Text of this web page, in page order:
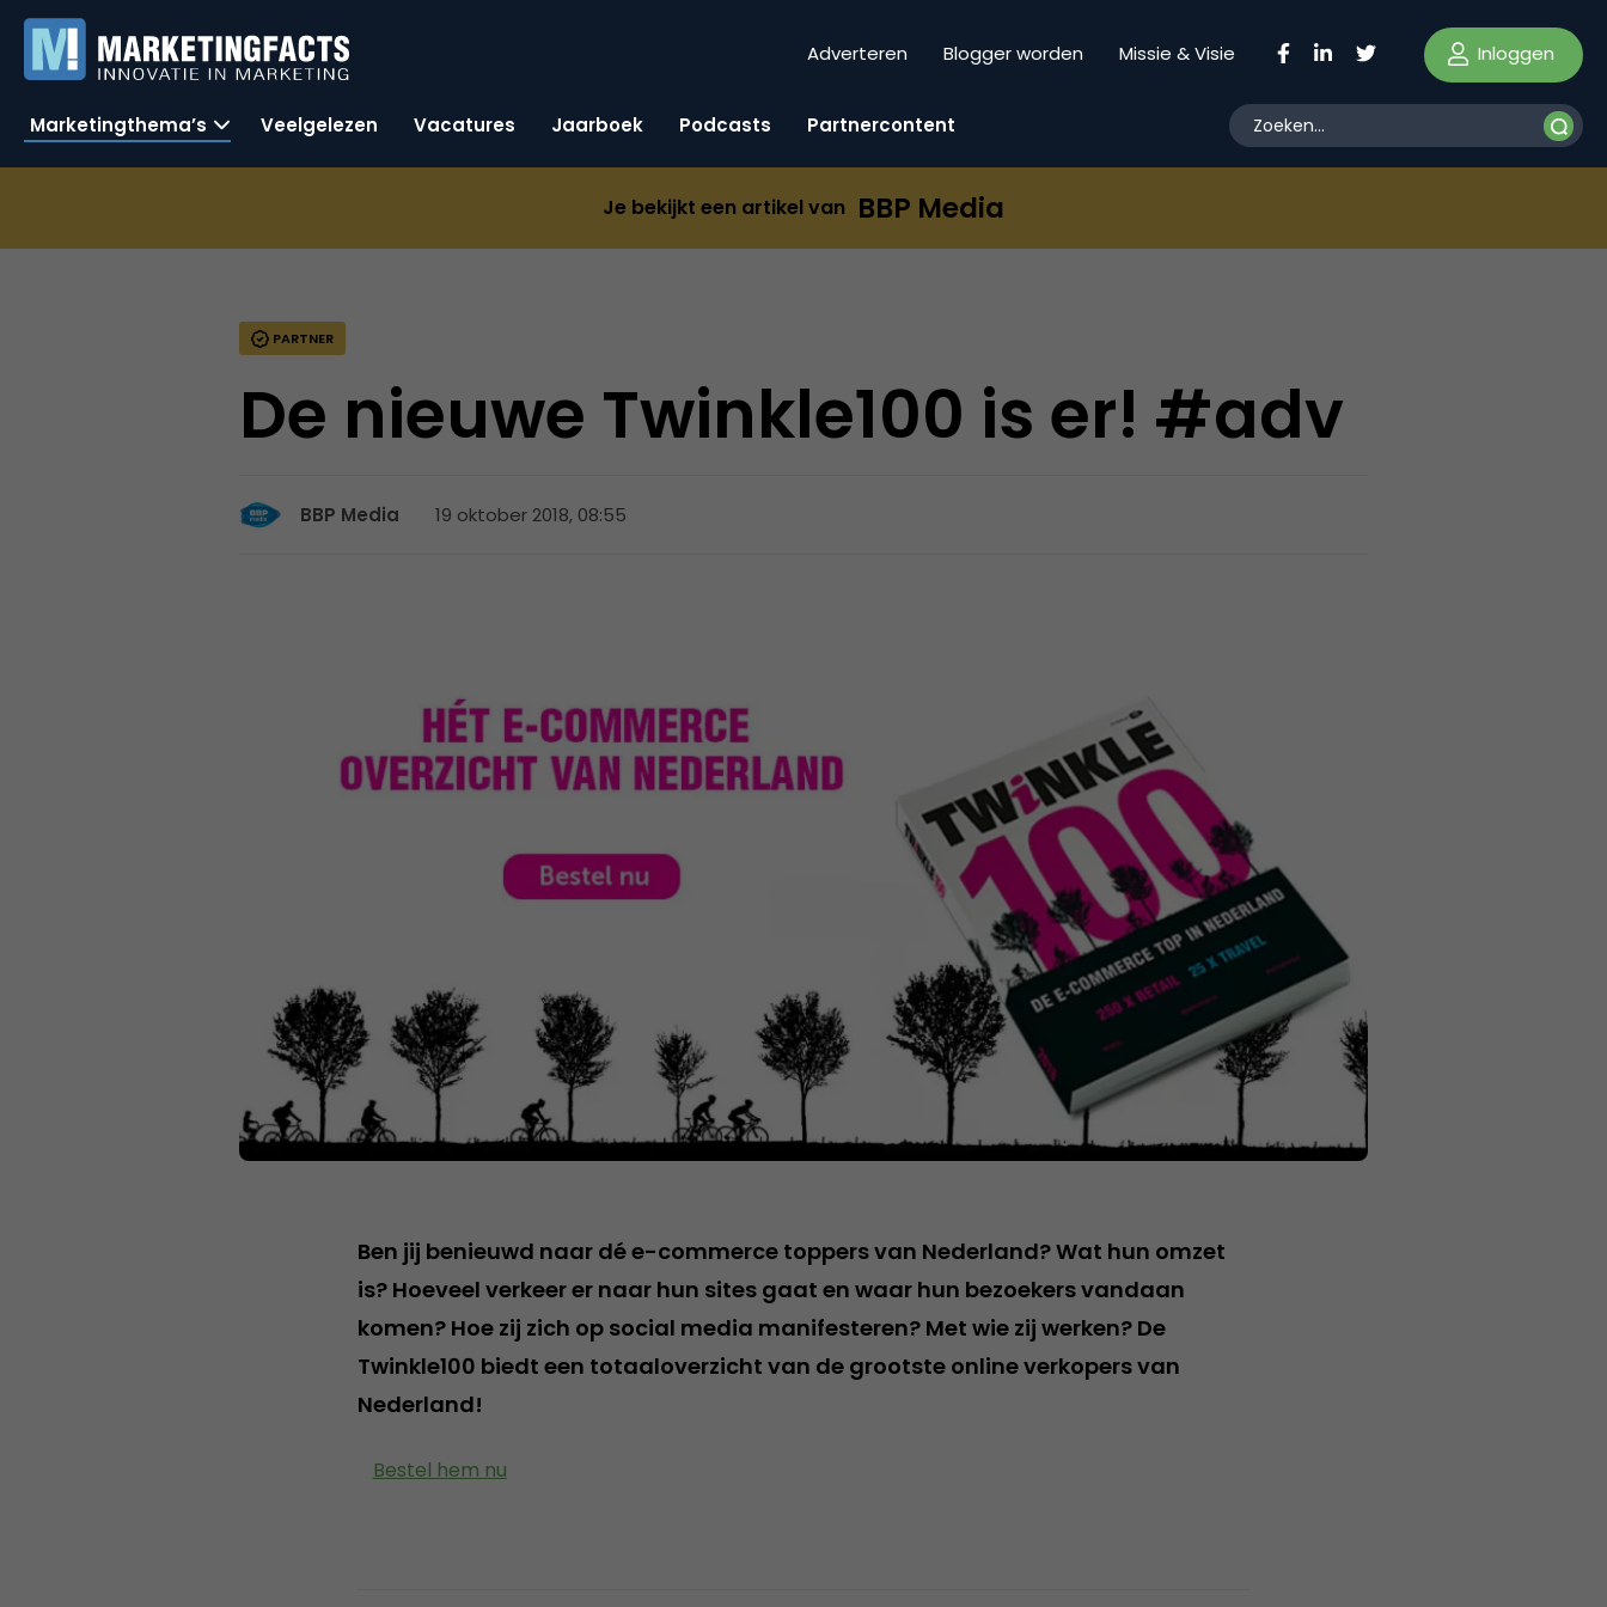
Adverteren Blogger worden Missie & Visie Inloggen
Marketingthema’s Veelgelezen Vacatures Jaarboek Podcasts Partnercontent
Je bekijkt een artikel van BBP Media
PARTNER
De nieuwe Twinkle100 is er! #adv
BBP Media 19 oktober 2018, 08:55
Ben jij benieuwd naar dé e-commerce toppers van Nederland? Wat hun omzet
is? Hoeveel verkeer er naar hun sites gaat en waar hun bezoekers vandaan
komen? Hoe zij zich op social media manifesteren? Met wie zij werken? De
Twinkle100 biedt een totaaloverzicht van de grootste online verkopers van
Nederland!
Bestel hem nu